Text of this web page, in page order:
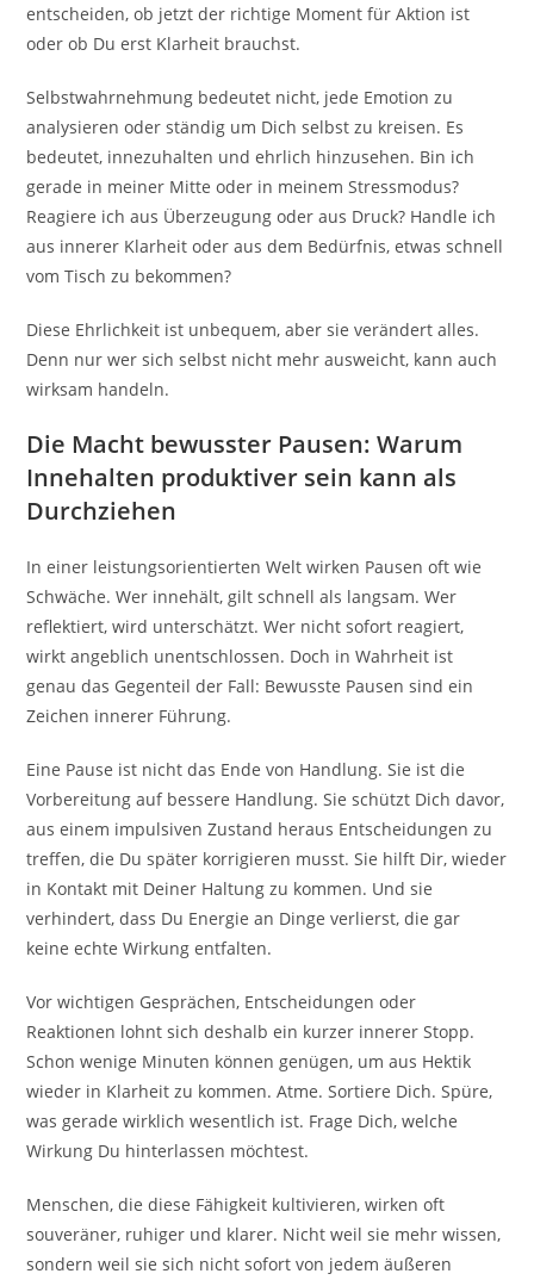
entscheiden, ob jetzt der richtige Moment für Aktion ist
oder ob Du erst Klarheit brauchst.
Selbstwahrnehmung bedeutet nicht, jede Emotion zu
analysieren oder ständig um Dich selbst zu kreisen. Es
bedeutet, innezuhalten und ehrlich hinzusehen. Bin ich
gerade in meiner Mitte oder in meinem Stressmodus?
Reagiere ich aus Überzeugung oder aus Druck? Handle ich
aus innerer Klarheit oder aus dem Bedürfnis, etwas schnell
vom Tisch zu bekommen?
Diese Ehrlichkeit ist unbequem, aber sie verändert alles.
Denn nur wer sich selbst nicht mehr ausweicht, kann auch
wirksam handeln.
Die Macht bewusster Pausen: Warum
Innehalten produktiver sein kann als
Durchziehen
In einer leistungsorientierten Welt wirken Pausen oft wie
Schwäche. Wer innehält, gilt schnell als langsam. Wer
reflektiert, wird unterschätzt. Wer nicht sofort reagiert,
wirkt angeblich unentschlossen. Doch in Wahrheit ist
genau das Gegenteil der Fall: Bewusste Pausen sind ein
Zeichen innerer Führung.
Eine Pause ist nicht das Ende von Handlung. Sie ist die
Vorbereitung auf bessere Handlung. Sie schützt Dich davor,
aus einem impulsiven Zustand heraus Entscheidungen zu
treffen, die Du später korrigieren musst. Sie hilft Dir, wieder
in Kontakt mit Deiner Haltung zu kommen. Und sie
verhindert, dass Du Energie an Dinge verlierst, die gar
keine echte Wirkung entfalten.
Vor wichtigen Gesprächen, Entscheidungen oder
Reaktionen lohnt sich deshalb ein kurzer innerer Stopp.
Schon wenige Minuten können genügen, um aus Hektik
wieder in Klarheit zu kommen. Atme. Sortiere Dich. Spüre,
was gerade wirklich wesentlich ist. Frage Dich, welche
Wirkung Du hinterlassen möchtest.
Menschen, die diese Fähigkeit kultivieren, wirken oft
souveräner, ruhiger und klarer. Nicht weil sie mehr wissen,
sondern weil sie sich nicht sofort von jedem äußeren